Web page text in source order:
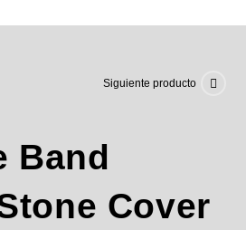
Siguiente producto
Band
Cover